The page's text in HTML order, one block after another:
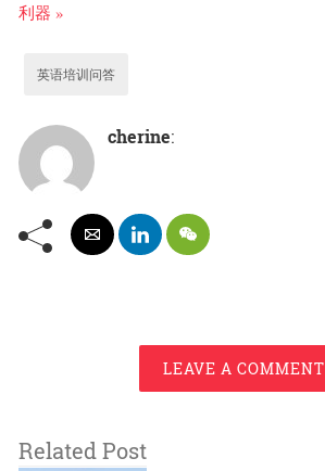
利器 »
英语培训问答
cherine:
LEAVE A COMMENT
Related Post